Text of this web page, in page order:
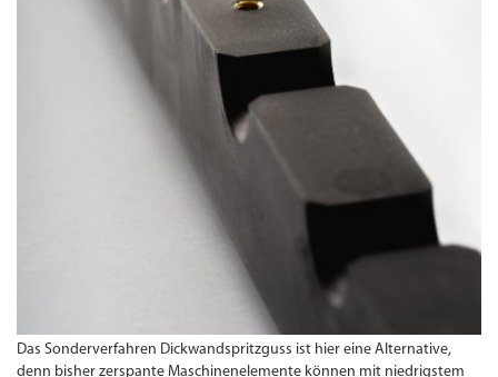
Das Sonderverfahren Dickwandspritzguss ist hier eine Alternative,
denn bisher zerspante Maschinenelemente können mit niedrigstem